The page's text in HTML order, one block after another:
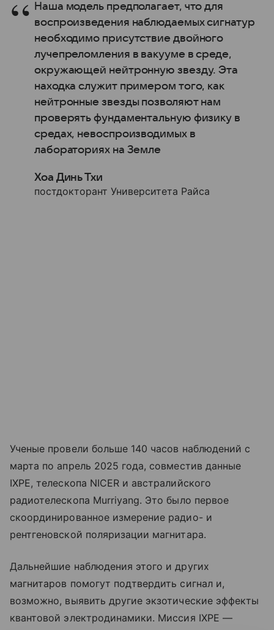
Наша модель предполагает, что для
воспроизведения наблюдаемых сигнатур
необходимо присутствие двойного
лучепреломления в вакууме в среде,
окружающей нейтронную звезду. Эта
находка служит примером того, как
нейтронные звезды позволяют нам
проверять фундаментальную физику в
средах, невоспроизводимых в
лабораториях на Земле
Хоа Динь Тхи
постдокторант Университета Райса
Ученые провели больше 140 часов наблюдений с
марта по апрель 2025 года, совместив данные
IXPE, телескопа NICER и австралийского
радиотелескопа Murriyang. Это было первое
скоординированное измерение радио- и
рентгеновской поляризации магнитара.
Дальнейшие наблюдения этого и других
магнитаров помогут подтвердить сигнал и,
возможно, выявить другие экзотические эффекты
квантовой электродинамики. Миссия IXPE —